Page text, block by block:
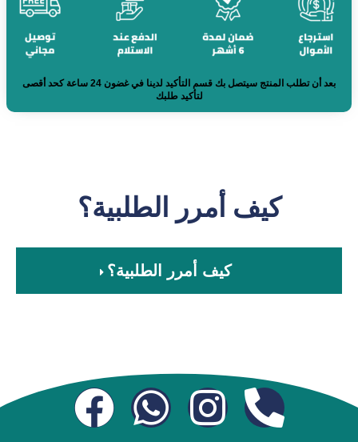
بعد أن تطلب المنتج سيتصل بك قسم التأكيد لدينا في غضون 24 ساعة كحد أقصى
لتأكيد طلبك
كيف أمرر الطلبية؟
كيف أمرر الطلبية؟